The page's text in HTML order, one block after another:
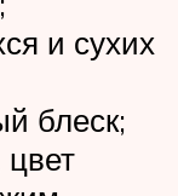
и сухих
блеск;